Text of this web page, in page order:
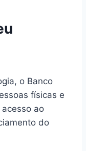
o Banco
físicas e
ao
do